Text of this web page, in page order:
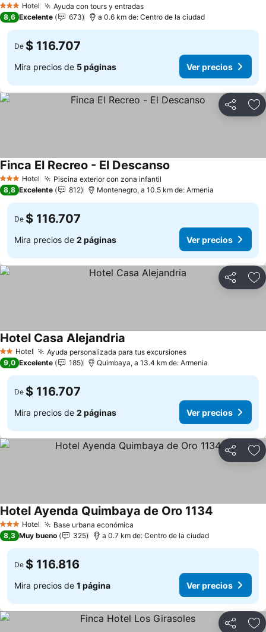
3 Estrellas
Hotel Ayuda con tours y entradas
8,6 Excelente 673 a 0.6 km de: Centro de la ciudad
De $ 116.707
Mira precios de 5 páginas Ver precios
Compartir
3 Estrellas
Hotel Piscina exterior con zona infantil
Finca El Recreo - El Descanso
8,8 Excelente 812 Montenegro, a 10.5 km de: Armenia
De $ 116.707
Mira precios de 2 páginas Ver precios
Compartir
2 Estrellas
Hotel Ayuda personalizada para tus excursiones
Hotel Casa Alejandria
9,0 Excelente 185 Quimbaya, a 13.4 km de: Armenia
De $ 116.707
Mira precios de 2 páginas Ver precios
Compartir
3 Estrellas
Hotel Base urbana económica
Hotel Ayenda Quimbaya de Oro 1134
8,3 Muy bueno 325 a 0.7 km de: Centro de la ciudad
De $ 116.816
Mira precios de 1 página Ver precios
Compartir